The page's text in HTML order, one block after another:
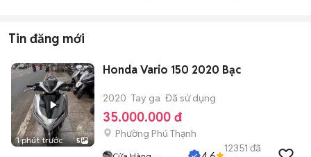
Tin đăng mới
1 phút trước 5
Honda Vario 150 2020 Bạc
2020 Tay ga Đã sử dụng
35.000.000 đ
Phường Phú Thạnh
12351 đã